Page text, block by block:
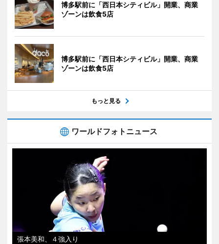
博多駅前に「西日本シティビル」開業、商業
ゾーンは飲食5店
博多駅前に「西日本シティビル」開業、商業
ゾーンは飲食5店
もっと見る
ワールドフォトニュース
張本美和、４強入り